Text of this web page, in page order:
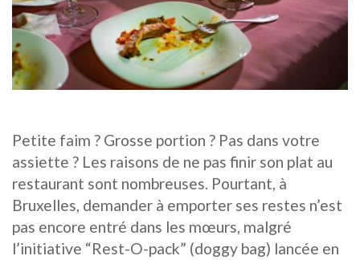
Petite faim ? Grosse portion ? Pas dans votre
assiette ? Les raisons de ne pas finir son plat au
restaurant sont nombreuses. Pourtant, à
Bruxelles, demander à emporter ses restes n’est
pas encore entré dans les mœurs, malgré
l’initiative “Rest-O-pack” (doggy bag) lancée en